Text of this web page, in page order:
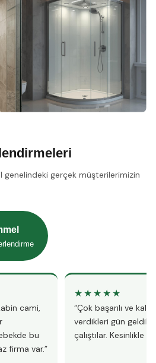
genelindeki gerçek müşterilerimizin
cami,
bu
firma var.”
★★★★★
“Çok başarılı ve
verdikleri gün
çalıştılar. Kesinlikle